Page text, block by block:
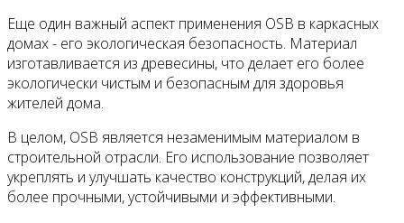
Еще один важный аспект применения OSB в каркасных
домах - его экологическая безопасность. Материал
изготавливается из древесины, что делает его более
экологически чистым и безопасным для здоровья
жителей дома.
В целом, OSB является незаменимым материалом в
строительной отрасли. Его использование позволяет
укреплять и улучшать качество конструкций, делая их
более прочными, устойчивыми и эффективными.